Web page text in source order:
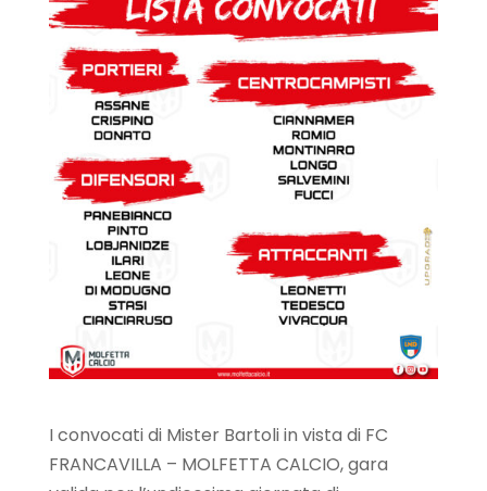
I convocati di Mister Bartoli in vista di FC
FRANCAVILLA – MOLFETTA CALCIO, gara